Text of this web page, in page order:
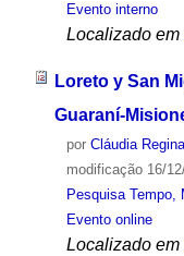
Evento interno
Localizado em
Loreto y San
Guaraní-
por Cláudia Regina
modificação16/
Pesquisa Tempo,
Evento online
Localizado em